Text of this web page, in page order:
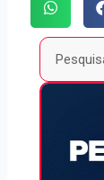
Pesquisar